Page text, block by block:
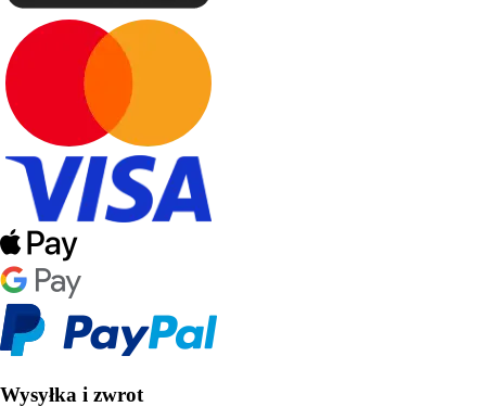
Wysyłka i zwrot